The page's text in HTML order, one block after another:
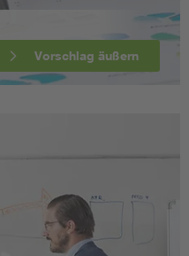
Vorschlag äußern